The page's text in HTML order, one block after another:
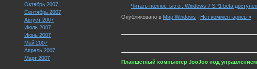
Октябрь 2007
Сентябрь 2007
Август 2007
Июль 2007
Июнь 2007
Май 2007
Апрель 2007
Март 2007
Читать полностью о : Windows 7 SP1 beta
Опубликовано в Мир Windows Нет комментариев »
Планшетный компьютер JooJoo под управлением